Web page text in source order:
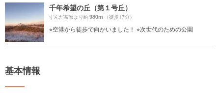
千年希望の丘（第１号丘）
ずんだ茶寮より約980m （徒歩17分）
⭐︎空港から徒歩で向かいました！ ⭐︎次世代のための公園
基本情報